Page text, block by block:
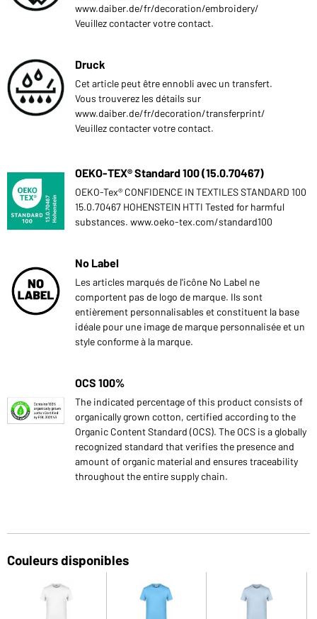
www.daiber.de/fr/decoration/embroidery/
Veuillez contacter votre contact.
Druck
Cet article peut être ennobli avec un transfert.
Vous trouverez les détails sur
www.daiber.de/fr/decoration/transferprint/
Veuillez contacter votre contact.
OEKO-TEX® Standard 100 (15.0.70467)
OEKO-Tex® CONFIDENCE IN TEXTILES STANDARD 100
15.0.70467 HOHENSTEIN HTTI Tested for harmful
substances. www.oeko-tex.com/standard100
No Label
Les articles marqués de l'icône No Label ne
comportent pas de logo de marque. Ils sont
entièrement personnalisables et constituent la base
idéale pour une image de marque personnalisée et un
style conforme à la marque.
OCS 100%
The indicated percentage of this product consists of
organically grown cotton, certified according to the
Organic Content Standard (OCS). The OCS is a globally
recognized standard that verifies the presence and
amount of organic material and ensures traceability
throughout the entire supply chain.
Couleurs disponibles